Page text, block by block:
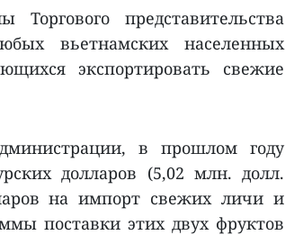
представительства
вьетнамских населенных
экспортировать свежие
в прошлом году
долларов (5,02 млн. долл.
на импорт свежих личи и
поставки этих двух фруктов